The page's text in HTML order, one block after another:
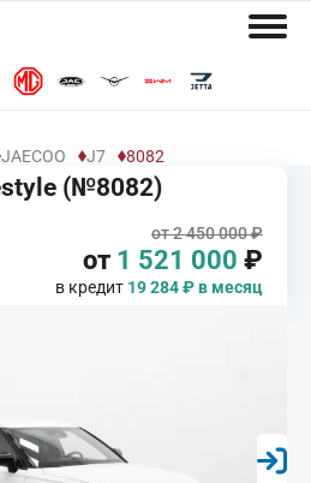
JAECOO J7 8082
(№8082)
от 2 450 000 ₽
от 1 521 000 ₽
в кредит 19 284 ₽ в месяц